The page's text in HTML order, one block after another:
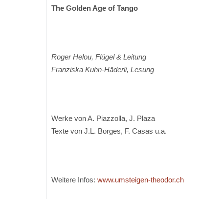
The Golden Age of Tango
Roger Helou, Flügel & Leitung
Franziska Kuhn-Häderli, Lesung
Werke von A. Piazzolla, J. Plaza
Texte von J.L. Borges, F. Casas u.a.
Weitere Infos: www.umsteigen-theodor.ch